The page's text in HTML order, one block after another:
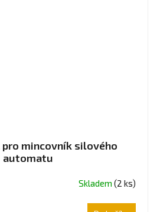
pro mincovník silového
automatu
Skladem (2 ks)